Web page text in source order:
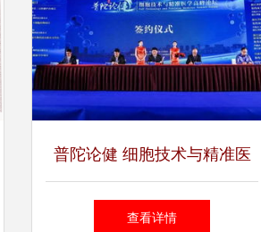
普陀论健 细胞技术与精准医
学高峰论坛在沪举行
查看详情